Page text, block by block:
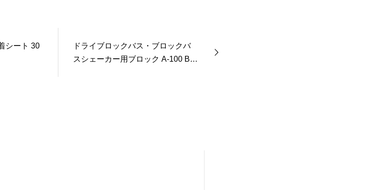
シート 30
ドライブロックバス・ブロックバ
スシェーカー用ブロック A-100 Blo